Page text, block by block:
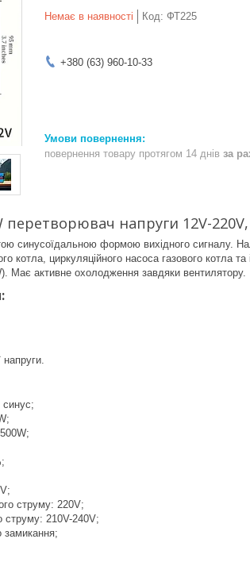
Немає в наявності Код: ФТ225
+380 (63) 960-10-33
повернення товару протягом 14 днів за
перетворювач напруги 12V-
синусоїдальною формою вихідного сигналу.
котла, циркуляційного насоса газового котла
Має активне охолодження завдяки вентилятору.
синус;
струму: 220V;
струму: 210V-240V;
замикання;